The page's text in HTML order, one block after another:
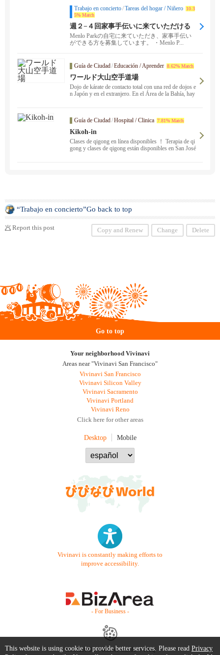
Trabajo en concierto/Tareas del hogar / Niñero
10.3
5% Match
週２−４回家事手伝いに来ていただける
方を探しています
Menlo Parkの自宅に来ていただき、家事手伝い
ができる方を募集しています。 ・Menlo P...
Guía de Ciudad/Educación / Aprender 8.62% Match
ワールド大山空手道場
Dojo de kárate de contacto total con una red de dojos e
n Japón y en el extranjero. En el Área de la Bahía, hay
periencia. Observación ・ No dude en ponerse en cont
acto con nosotros si desea una prueba.
Guía de Ciudad/Hospital / Clinica 7.81% Match
Kikoh-in
Clases de qigong en línea disponibles ！ Terapia de qi
gong y clases de qigong están disponibles en San José
de mejora de la salud y la fertilidad.
“Trabajo en concierto”Go back to top
Report this post Copy and Renew Change Delete
Go to top
Your neighborhood Vivinavi
Areas near "Vivinavi San Francisco"
Vivinavi San Francisco
Vivinavi Silicon Valley
Vivinavi Sacramento
Vivinavi Portland
Vivinavi Reno
Click here for other areas
Desktop Mobile
Vivinavi is constantly making efforts to
improve accessibility.
- For Business -
Contact Us Starter Guide FAQ
This website is using cookie to provide better services. Please read Privacy